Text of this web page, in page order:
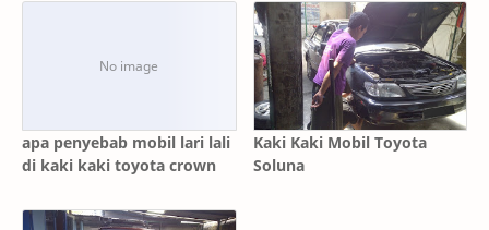
apa penyebab mobil lari lali
di kaki kaki toyota crown
Kaki Kaki Mobil Toyota
Soluna